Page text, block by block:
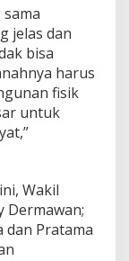
jelas dan
bisa
harus
fisik
untuk
Wakil
Dermawan;
dan Pratama